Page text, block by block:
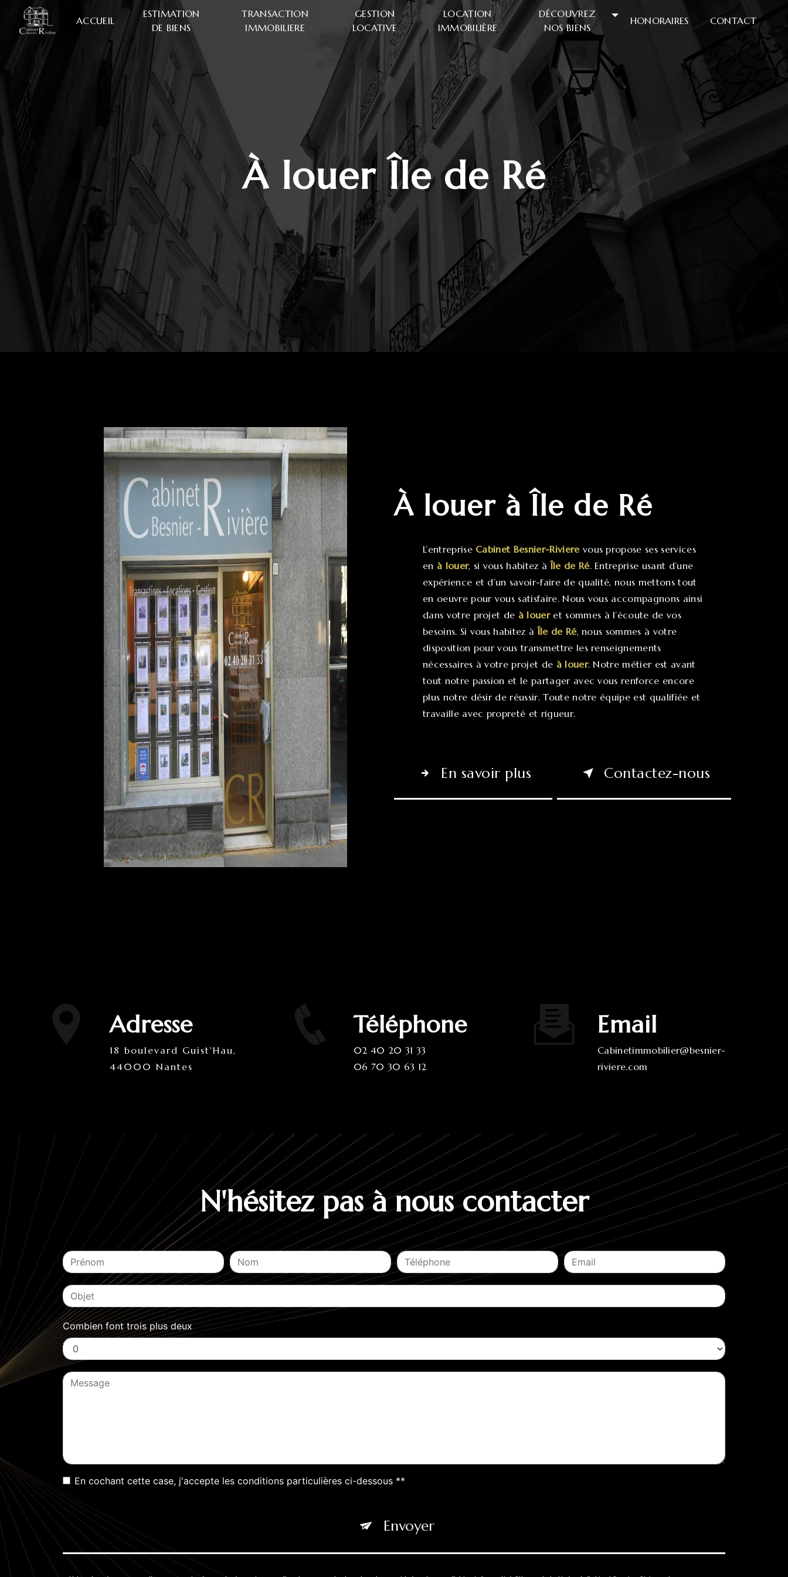
ACCUEIL
ESTIMATION
DE BIENS
TRANSACTION
IMMOBILIERE
GESTION
LOCATIVE
LOCATION
IMMOBILIÈRE
DÉCOUVREZ
NOS BIENS
HONORAIRES CONTACT
à louer Île de Ré
à louer à Île de Ré
L’entreprise Cabinet Besnier-Riviere vous propose ses services
en à louer, si vous habitez àÎle de Ré. Entreprise usant d’une
expérience et d’un savoir-faire de qualité, nous mettons tout
en oeuvre pour vous satisfaire. Nous vous accompagnons ainsi
dans votre projet de à loueret sommes à l’écoute de vos
besoins. Si vous habitez àÎle de Ré, nous sommes à votre
disposition pour vous transmettre les renseignements
nécessaires à votre projet de à louer. Notre métier est avant
tout notre passion et le partager avec vous renforce encore
plus notre désir de réussir. Toute notre équipe est qualifiée et
travaille avec propreté et rigueur.
En savoir plus Contactez-nous
Adresse
18 boulevard Guist'Hau,
44000 Nantes
Téléphone
02 40 20 31 33
06 70 30 63 12
Email
cabinetimmobilier@besnier-
riviere.com
N'hésitez pas à nous contacter
Combien font trois plus deux
En cochant cette case, j'accepte les conditions particulières ci-dessous **
Envoyer
Panneau de gestion des cookies